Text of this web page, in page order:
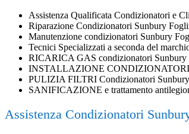
Assistenza Qualificata Condizionatori e
Riparazione Condizionatori Sunbury
Manutenzione condizionatori Sunbury
Tecnici Specializzati a seconda del
RICARICA GAS condizionatori Sunbury
INSTALLAZIONE CONDIZIONATORI
PULIZIA FILTRI Condizionatori
SANIFICAZIONE e trattamento
Assistenza Condizionatori